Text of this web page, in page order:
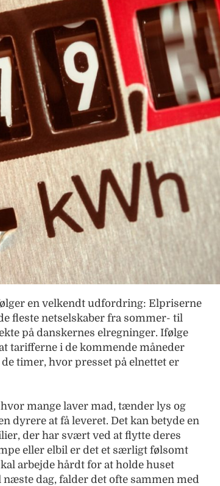
en velkendt udfordring: Elpriserne
fleste netselskaber fra sommer- til
på danskernes elregninger. Ifølge
tarifferne i de kommende måneder
timer, hvor presset på elnettet er
mange laver mad, tænder lys og
dyrere at få leveret. Det kan betyde en
der har svært ved at flytte deres
eller elbil er det et særligt følsomt
arbejde hårdt for at holde huset
dag, falder det ofte sammen med